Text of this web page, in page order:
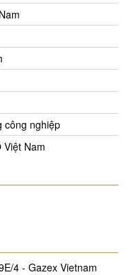
công nghiệp
Việt Nam
4 - Gazex Vietnam